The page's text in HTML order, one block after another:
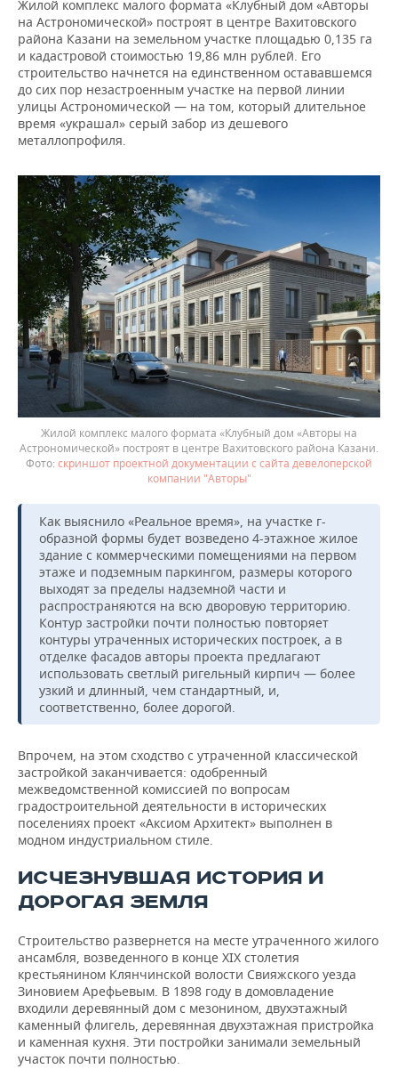
Жилой комплекс малого формата «Клубный дом «Авторы
на Астрономической» построят в центре Вахитовского
района Казани на земельном участке площадью 0,135 га
и кадастровой стоимостью 19,86 млн рублей. Его
строительство начнется на единственном остававшемся
до сих пор незастроенным участке на первой линии
улицы Астрономической — на том, который длительное
время «украшал» серый забор из дешевого
металлопрофиля.
Жилой комплекс малого формата «Клубный дом «Авторы на
Астрономической» построят в центре Вахитовского района Казани.
скриншот проектной документации с сайта девелоперской
компании "Авторы"
Как выяснило «Реальное время», на участке г-
образной формы будет возведено 4-этажное жилое
здание с коммерческими помещениями на первом
этаже и подземным паркингом, размеры которого
выходят за пределы надземной части и
распространяются на всю дворовую территорию.
Контур застройки почти полностью повторяет
контуры утраченных исторических построек, а в
отделке фасадов авторы проекта предлагают
использовать светлый ригельный кирпич — более
узкий и длинный, чем стандартный, и,
соответственно, более дорогой.
Впрочем, на этом сходство с утраченной классической
застройкой заканчивается: одобренный
межведомственной комиссией по вопросам
градостроительной деятельности в исторических
поселениях проект «Аксиом Архитект» выполнен в
модном индустриальном стиле.
ИСЧЕЗНУВШАЯ ИСТОРИЯ И
ДОРОГАЯ ЗЕМЛЯ
Строительство развернется на месте утраченного жилого
ансамбля, возведенного в конце XIX столетия
крестьянином Клянчинской волости Свияжского уезда
Зиновием Арефьевым. В 1898 году в домовладение
входили деревянный дом с мезонином, двухэтажный
каменный флигель, деревянная двухэтажная пристройка
и каменная кухня. Эти постройки занимали земельный
участок почти полностью.